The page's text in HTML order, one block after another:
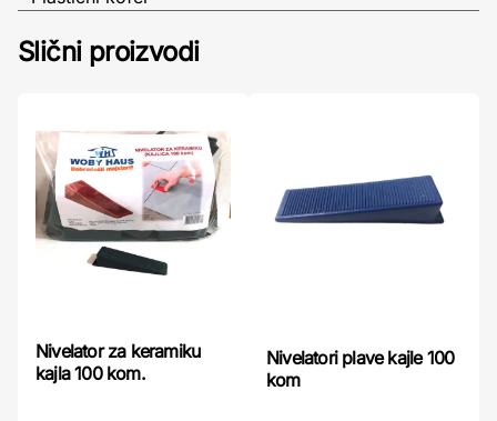
Slični proizvodi
Nivelator za keramiku
kajla 100 kom.
Nivelatori plave kajle 100
kom